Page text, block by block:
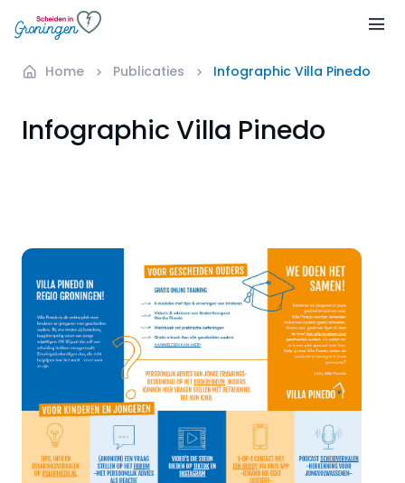
Home Publicaties Infographic Villa Pinedo
Infographic Villa Pinedo